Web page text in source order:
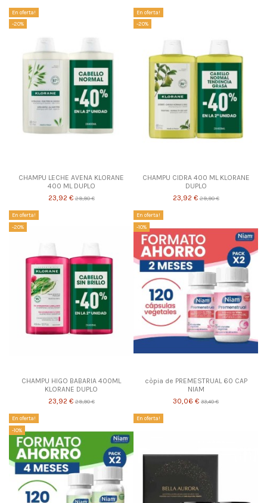
En oferta!
-20%
CHAMPU LECHE AVENA KLORANE
400 ML DUPLO
23,92 €29,90 €
En oferta!
-20%
CHAMPU CIDRA 400 ML KLORANE
DUPLO
23,92 €29,90 €
En oferta!
-20%
CHAMPU HIGO BABARIA 400ML
KLORANE DUPLO
23,92 €29,90 €
En oferta!
-10%
còpia de PREMESTRUAL 60 CAP
NIAM
30,06 € 33,40 €
En oferta!
-10%
En oferta!